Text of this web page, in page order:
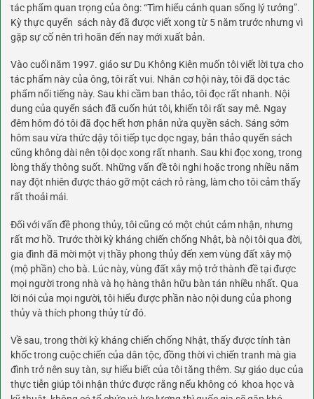
tác phẩm quan trọng của ông: “Tìm hiểu cảnh quan sống lý tưởng”.
Kỳ thực quyển sách này đã được viết xong từ 5 năm trước nhưng vì
gặp sự cố nên trì hoãn đến nay mới xuất bản.
Vào cuối năm 1997. giáo sư Du Không Kiên muốn tôi viết lời tựa cho
tác phẩm này của ông, tôi rất vui. Nhân cơ hội này, tôi đã dọc tác
phẩm nổi tiếng này. Sau khi cầm ban thảo, tôi đọc rất nhanh. Nội
dung của quyển sách đã cuốn hút tôi, khiến tôi rất say mê. Ngay
đêm hôm đó tôi đã đọc hết hơn phân nửa quyền sách. Sáng sớm
hôm sau vừa thức dậy tôi tiếp tục dọc ngay, bản thảo quyển sách
cũng không dài nên tội dọc xong rất nhanh. Sau khi đọc xong, trong
lòng thấy thông suốt. Những vấn đề tôi nghi hoặc trong nhiều năm
nay đột nhiên được tháo gỡ một cách rỏ ràng, làm cho tôi cảm thấy
rất thoải mái.
Đối với vấn đề phong thủy, tôi cũng có một chút cảm nhận, nhưng
rất mơ hồ. Trước thời kỳ kháng chiến chống Nhật, bà nội tôi qua đời,
gia đình đã mời một vị thầy phong thủy đến xem vùng đất xây mộ
(mộ phần) cho bà. Lúc này, vùng đất xây mộ trở thành đề tại được
mọi người trong nhà và họ hàng thân hữu bàn tán nhiều nhất. Qua
lời nói của mọi người, tôi hiểu được phần nào nội dung của phong
thủy và thích phong thủy từ đó.
Về sau, trong thời kỳ kháng chiến chống Nhật, thấy được tính tàn
khốc trong cuộc chiến của dân tộc, đồng thời vì chiến tranh mà gia
đình trở nên suy tàn, sự hiểu biết của tôi tăng thêm. Sự giáo dục của
thực tiễn giúp tôi nhận thức được rằng nếu không có khoa họcvà